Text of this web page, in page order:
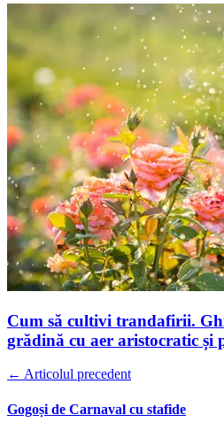
Cum să cultivi trandafirii.
grădină cu aer aristocratic și
← Articolul precedent
Gogoși de Carnaval cu stafide